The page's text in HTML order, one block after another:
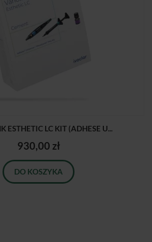
ESTHETIC LC KIT (ADHESE U...
930,00 zł
DO KOSZYKA